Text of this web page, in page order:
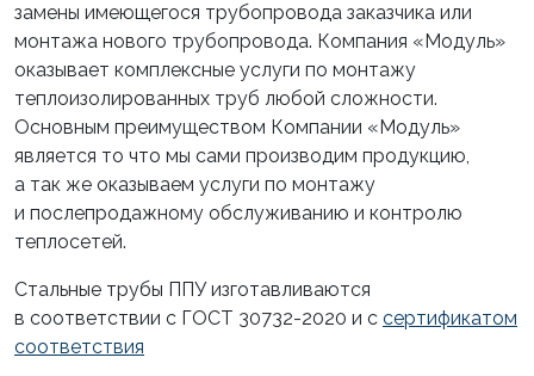
замены имеющегося трубопровода заказчика или
монтажа нового трубопровода. Компания «Модуль»
оказывает комплексные услуги по монтажу
теплоизолированных труб любой сложности.
Основным преимуществом Компании «Модуль»
является то что мы сами производим продукцию,
а так же оказываем услуги по монтажу
и послепродажному обслуживанию и контролю
теплосетей.
Стальные трубы ППУ изготавливаются
в соответствии с ГОСТ 30732-2020 и с сертификатом
соответствия